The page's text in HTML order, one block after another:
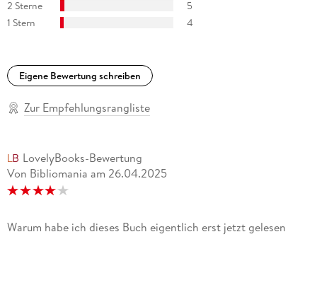
2 Sterne
5
1 Stern
4
Eigene Bewertung schreiben
Zur Empfehlungsrangliste
LovelyBooks-Bewertung
Von Bibliomania am 26.04.2025
Warum habe ich dieses Buch eigentlich erst jetzt gelesen